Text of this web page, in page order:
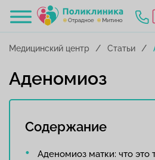
Медицинский центр Статьи
Аденомиоз
Содержание
Аденомиоз матки: что